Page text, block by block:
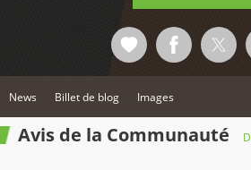
News Billet de blog Images
Avis de la Communauté